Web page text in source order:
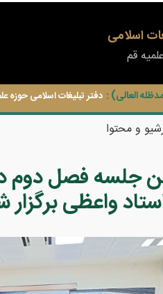
اسلامی
قم
العالی) : دفتر تبلیغات اسلامی حوزه
و محتوا
جلسه فصل دوم
استاد واعظی